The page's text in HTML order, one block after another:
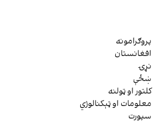
پروګرامونه
افغانستان
نړۍ
ښځې
کلتور او ټولنه
معلومات او ټېکنالوژي
سپورت